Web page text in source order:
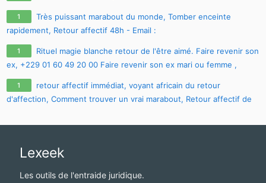
1
Très puissant marabout du monde, Tomber enceinte
rapidement, Retour affectif 48h - Email :
maitre.fa.olouwoashewa@gmail.com
+233 57 651 4924
1
Rituel magie blanche retour de l'être aimé. Faire revenir son
ex, +229 01 60 49 20 00 Faire revenir son ex mari ou femme ,
comment faire revenir son ex avec photo
1
retour affectif immédiat, voyant africain du retour
d'affection, Comment trouver un vrai marabout, Retour affectif de
CONTACT E-MAIL :maitre.fa.olouwoashewa@gmail.com, CONTACT
Lexeek
Les outils de l'entraide juridique.